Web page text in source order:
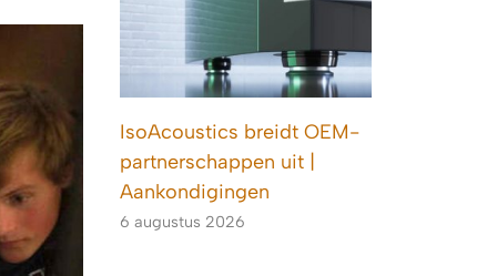
IsoAcoustics breidt OEM-
partnerschappen uit |
Aankondigingen
6 augustus 2026